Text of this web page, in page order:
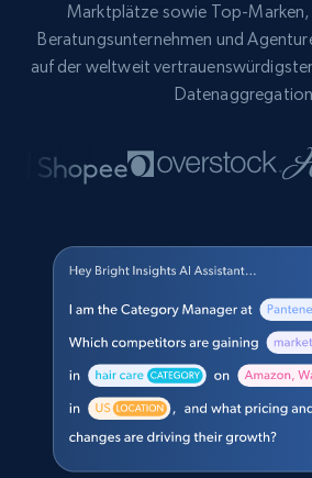
Marktplätze sowie Top-Marken,
Beratungsunternehmen und
auf der weltweit